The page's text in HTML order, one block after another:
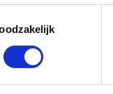
tot 295 meter
zich voor de
terminal van
beslag neemt.
faciliteiten en logistiek.
onder